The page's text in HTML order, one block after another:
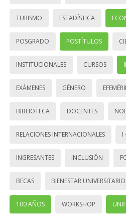
TURISMO ESTADÍSTICA
POSGRADO POSTÍTULOS
INSTITUCIONALES CURSOS
EXÁMENES GÉNERO
BIBLIOTECA DOCENTES
RELACIONES INTERNACIONALES I
INGRESANTES INCLUSIÓN
BECAS BIENESTAR UNIVERSITARIO
100 AÑOS WORKSHOP UNR